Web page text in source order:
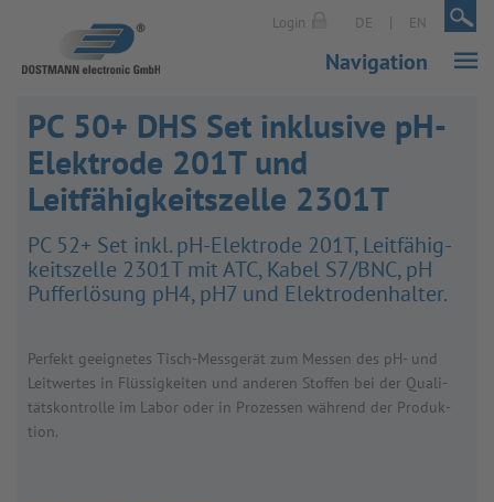
Login DE | EN |
Navigation
PC 50+ DHS Set inklusive pH-
Elektrode 201T und
Leitfähigkeitszelle 2301T
PC 52+ Set inkl. pH-Elek­trode 201T, Leit­fä­hig­
keits­zelle 2301T mit ATC, Kabel S7/​BNC, pH
Puf­fer­lö­sung pH4, pH7 und Elek­tro­den­hal­ter.
Per­fekt geeig­ne­tes Tisch-Mess­ge­rät zum Mes­sen des pH- und
Leit­wer­tes in Flüs­sig­kei­ten und ande­ren Stof­fen bei der Qua­li­
täts­kon­trolle im Labor oder in Pro­zes­sen wäh­rend der Pro­duk­
tion.